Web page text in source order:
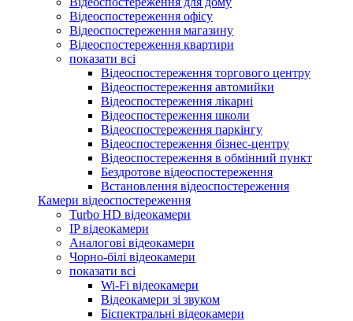
Відеоспостереження офісу
Відеоспостереження магазину
Відеоспостереження квартири
показати всі
Відеоспостереження торгового центру
Відеоспостереження автомийки
Відеоспостереження лікарні
Відеоспостереження школи
Відеоспостереження паркінгу
Відеоспостереження бізнес-центру
Відеоспостереження в обмінний пункт
Бездротове відеоспостереження
Встановлення відеоспостереження
Камери відеоспостереження
Turbo HD відеокамери
IP відеокамери
Аналогові відеокамери
Чорно-білі відеокамери
показати всі
Wi-Fi відеокамери
Відеокамери зі звуком
Біспектральні відеокамери